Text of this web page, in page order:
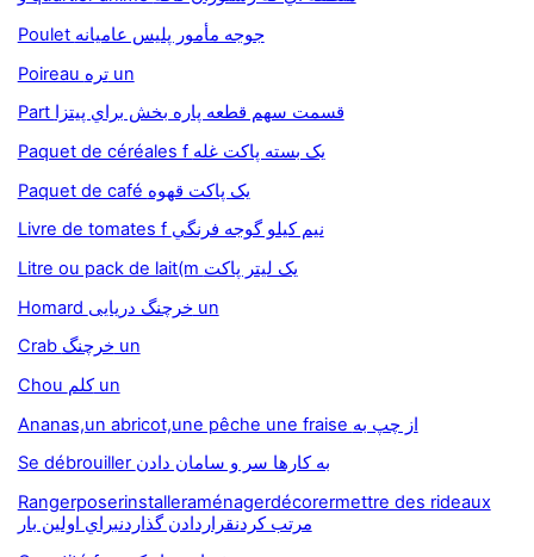
Poulet جوجه مأمور پليس عاميانه
Poireau تره un
Part قسمت سهم قطعه پاره بخش براي پيتزا
Paquet de céréales f يک بسته پاکت غله
Paquet de café يک پاکت قهوه
Livre de tomates f نيم کيلو گوجه فرنگي
Litre ou pack de lait(m يک ليتر پاکت
Homard خرچنگ دريايى un
Crab خرچنگ un
Chou کلم un
Ananas,un abricot,une pêche une fraise از چپ به
Se débrouiller به کارها سر و سامان دادن
Rangerposerinstalleraménagerdécorermettre des rideaux
مرتب کردنقراردادن‌ گذاردنبراي اولين بار